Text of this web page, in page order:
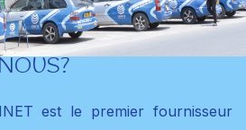
est le premier fournisseur